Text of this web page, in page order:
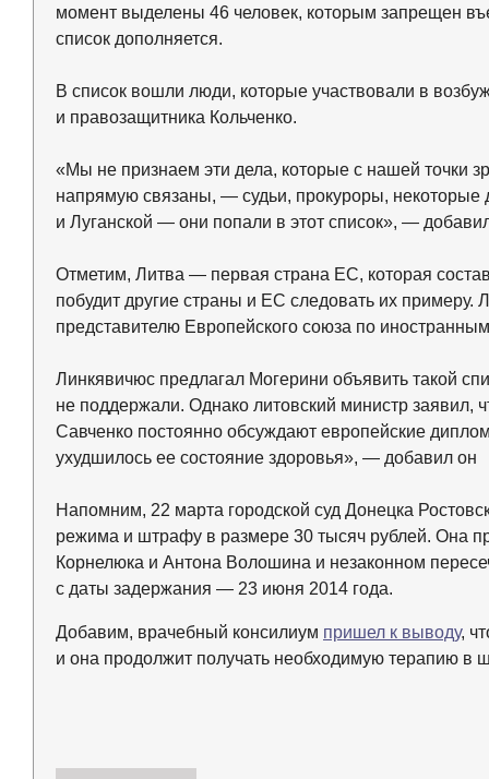
момент выделены 46 человек, которым запрещен
список дополняется.
В список вошли люди, которые участвовали в
и правозащитника Кольченко.
«Мы не признаем эти дела, которые с нашей точки
напрямую связаны, — судьи, прокуроры, некоторые
и Луганской — они попали в этот список», —
Отметим, Литва — первая страна ЕС, которая
побудит другие страны и ЕС следовать их
представителю Европейского союза по
Линкявичюс предлагал Могерини объявить такой
не поддержали. Однако литовский министр заявил,
Савченко постоянно обсуждают европейские
ухудшилось ее состояние здоровья», — добавил он
Напомним, 22 марта городской суд Донецка
режима и штрафу в размере 30 тысяч рублей. Она
Корнелюка и Антона Волошина и незаконном
с даты задержания — 23 июня 2014 года.
Добавим, врачебный консилиум пришел к выводу,
и она продолжит получать необходимую терапию в